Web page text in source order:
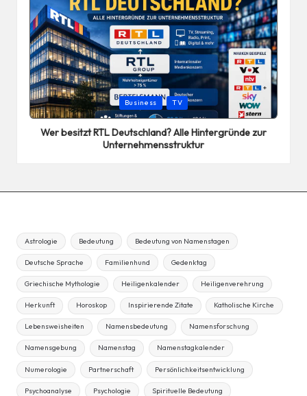
Posted
in
Business TV
Wer besitzt RTL Deutschland? Alle Hintergründe zur
Unternehmensstruktur
Astrologie Bedeutung Bedeutung von Namenstagen
Deutsche Sprache Familienhund Gedenktag
Griechische Mythologie Heiligenkalender Heiligenverehrung
Herkunft Horoskop Inspirierende Zitate Katholische Kirche
Lebensweisheiten Namensbedeutung Namensforschung
Namensgebung Namenstag Namenstagkalender
Numerologie Partnerschaft Persönlichkeitsentwicklung
Psychoanalyse Psychologie Spirituelle Bedeutung